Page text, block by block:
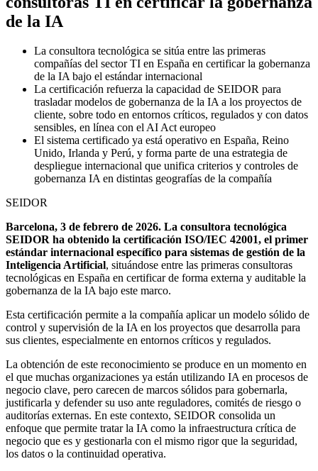
de la IA
La consultora tecnológica se sitúa entre las primeras
compañías del sector TI en España en certificar la gobernanza
de la IA bajo el estándar internacional
La certificación refuerza la capacidad de SEIDOR para
trasladar modelos de gobernanza de la IA a los proyectos de
cliente, sobre todo en entornos críticos, regulados y con datos
sensibles, en línea con el AI Act europeo
El sistema certificado ya está operativo en España, Reino
Unido, Irlanda y Perú, y forma parte de una estrategia de
despliegue internacional que unifica criterios y controles de
gobernanza IA en distintas geografías de la compañía
SEIDOR
Barcelona, 3 de febrero de 2026. La consultora tecnológica
SEIDOR ha obtenido la certificación ISO/IEC 42001, el primer
estándar internacional específico para sistemas de gestión de la
Inteligencia Artificial, situándose entre las primeras consultoras
tecnológicas en España en certificar de forma externa y auditable la
gobernanza de la IA bajo este marco.
Esta certificación permite a la compañía aplicar un modelo sólido de
control y supervisión de la IA en los proyectos que desarrolla para
sus clientes, especialmente en entornos críticos y regulados.
La obtención de este reconocimiento se produce en un momento en
el que muchas organizaciones ya están utilizando IA en procesos de
negocio clave, pero carecen de marcos sólidos para gobernarla,
justificarla y defender su uso ante reguladores, comités de riesgo o
auditorías externas. En este contexto, SEIDOR consolida un
enfoque que permite tratar la IA como la infraestructura crítica de
negocio que es y gestionarla con el mismo rigor que la seguridad,
los datos o la continuidad operativa.